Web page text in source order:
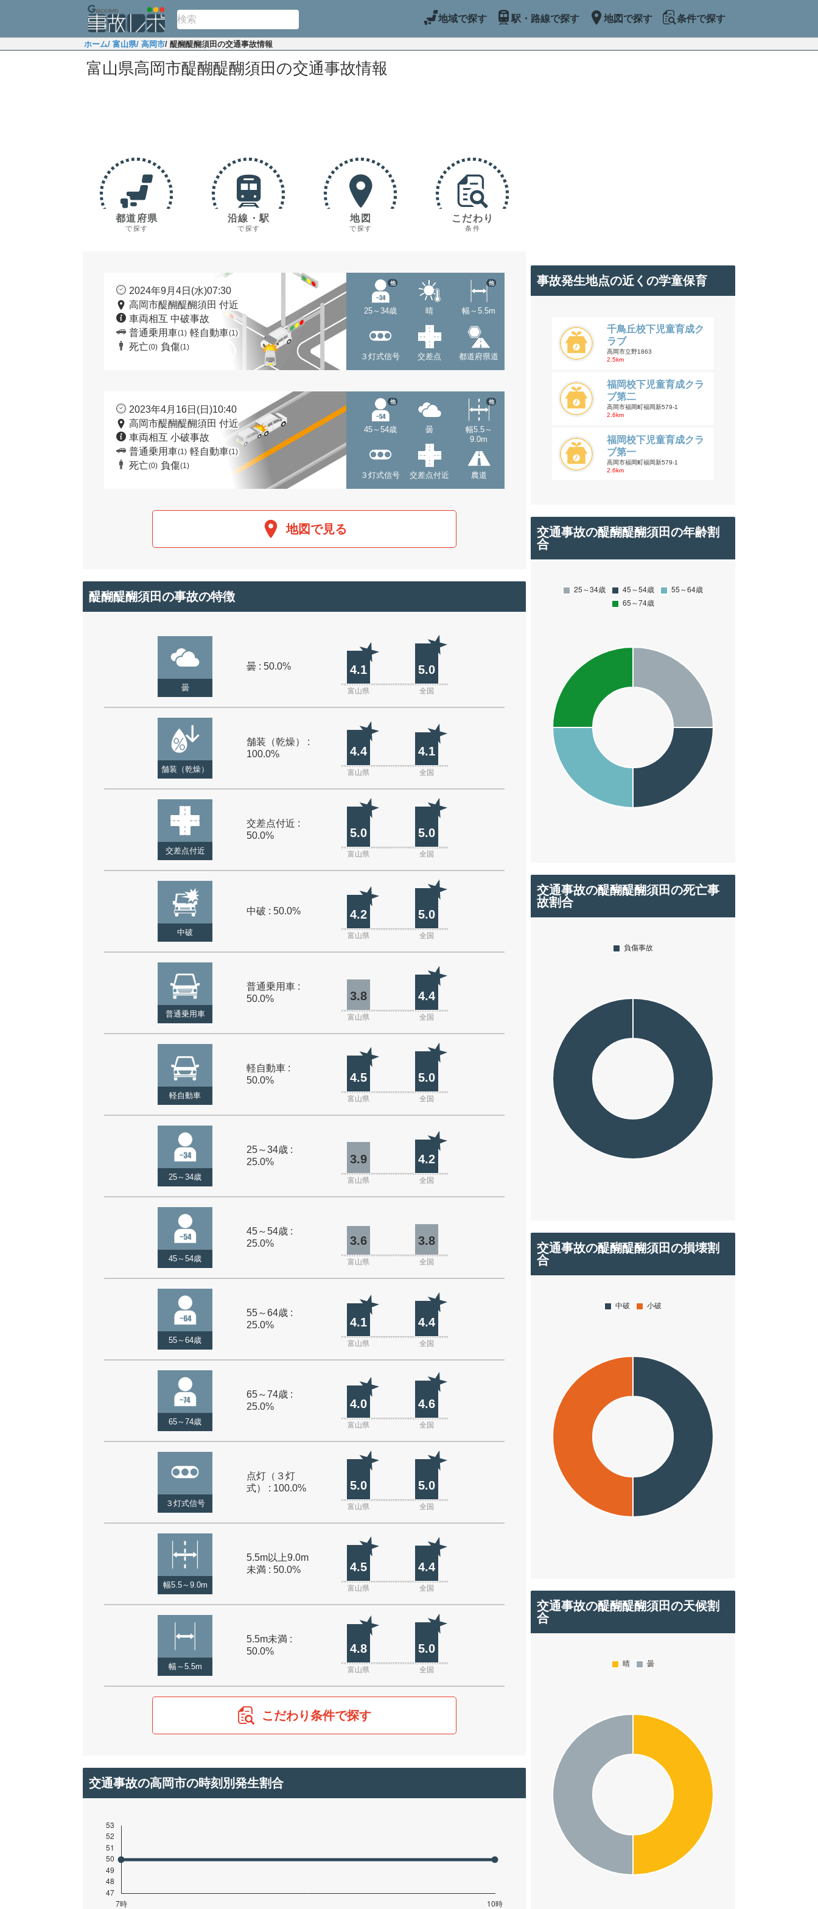
地域で探す 駅・路線で探す 地図で探す 条件で探す
ホーム/ 富山県/ 高岡市/ 醍醐醍醐須田の交通事故情報
富山県高岡市醍醐醍醐須田の交通事故情報
都道府県
で探す
沿線・駅
で探す
地図
で探す
こだわり
条件
2024年9月4日(水)07:30
高岡市醍醐醍醐須田 付近
車両相互 中破事故
普通乗用車(1) 軽自動車(1)
死亡(0) 負傷(1)
25～34歳
他
晴 幅～5.5m
他
３灯式信号 交差点 都道府県道
2023年4月16日(日)10:40
高岡市醍醐醍醐須田 付近
車両相互 小破事故
普通乗用車(1) 軽自動車(1)
死亡(0) 負傷(1)
45～54歳
他
曇
幅5.5～
9.0m
他
３灯式信号 交差点付近 農道
地図で見る
醍醐醍醐須田の事故の特徴
曇
曇 : 50.0% 4.1 5.0
富山県 全国
舗装（乾燥）
舗装（乾燥） :
100.0%
4.4 4.1
富山県 全国
交差点付近
交差点付近 :
50.0%
5.0 5.0
富山県 全国
中破
中破 : 50.0% 4.2 5.0
富山県 全国
普通乗用車
普通乗用車 :
50.0%
3.8 4.4
富山県 全国
軽自動車
軽自動車 :
50.0%
4.5 5.0
富山県 全国
25～34歳
25～34歳 :
25.0%
3.9 4.2
富山県 全国
45～54歳
45～54歳 :
25.0%
3.6 3.8
富山県 全国
55～64歳
55～64歳 :
25.0%
4.1 4.4
富山県 全国
65～74歳
65～74歳 :
25.0%
4.0 4.6
富山県 全国
３灯式信号
点灯（３灯
式） : 100.0%
5.0 5.0
富山県 全国
幅5.5～9.0m
5.5m以上9.0m
未満 : 50.0%
4.5 4.4
富山県 全国
幅～5.5m
5.5m未満 :
50.0%
4.8 5.0
富山県 全国
こだわり条件で探す
交通事故の高岡市の時刻別発生割合
事故発生地点の近くの学童保育
千鳥丘校下児童育成ク
ラブ
高岡市立野1863
2.5km
福岡校下児童育成クラ
ブ第二
高岡市福岡町福岡新579-1
2.6km
福岡校下児童育成クラ
ブ第一
高岡市福岡町福岡新579-1
2.6km
交通事故の醍醐醍醐須田の年齢割
合
交通事故の醍醐醍醐須田の死亡事
故割合
交通事故の醍醐醍醐須田の損壊割
合
交通事故の醍醐醍醐須田の天候割
合